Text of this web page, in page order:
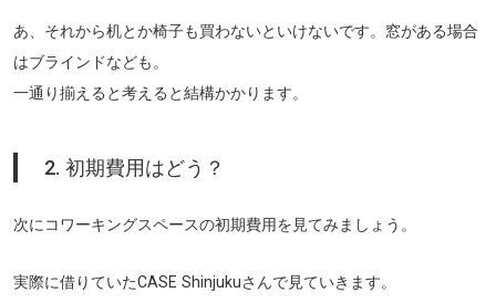
あ、それから机とか椅子も買わないといけないです。窓がある場合
はブラインドなども。
一通り揃えると考えると結構かかります。
2. 初期費用はどう？
次にコワーキングスペースの初期費用を見てみましょう。
実際に借りていたCASE Shinjukuさんで見ていきます。